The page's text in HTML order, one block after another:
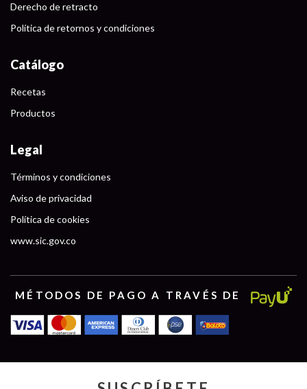
Derecho de retracto
Política de retornos y condiciones
Catálogo
Recetas
Productos
Legal
Términos y condiciones
Aviso de privacidad
Política de cookies
www.sic.gov.co
MÉTODOS DE PAGO A TRAVÉS DE